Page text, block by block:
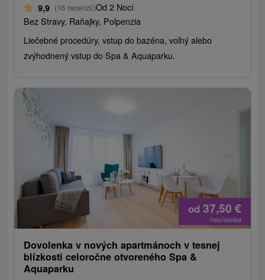
9,9 (16 recenzií)Od 2 Nocí
Bez Stravy, Raňajky, Polpenzia
Liečebné procedúry, vstup do bazéna, voľný alebo
zvýhodnený vstup do Spa & Aquaparku.
od 37,50 €
/noc/osoba
Dovolenka v nových apartmánoch v tesnej
blízkosti celoročne otvoreného Spa &
Aquaparku